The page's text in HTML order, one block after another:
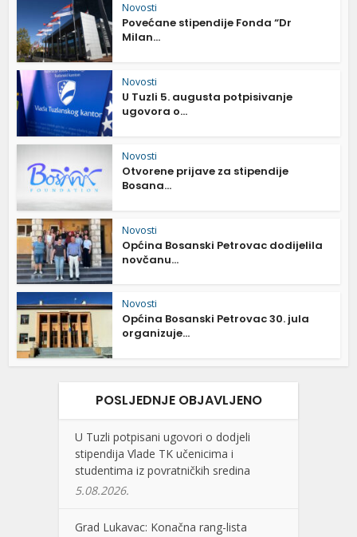
Novosti
Povećane stipendije Fonda “Dr
Milan...
Novosti
U Tuzli 5. augusta potpisivanje
ugovora o...
Novosti
Otvorene prijave za stipendije
Bosana...
Novosti
Općina Bosanski Petrovac dodijelila
novčanu...
Novosti
Općina Bosanski Petrovac 30. jula
organizuje...
POSLJEDNJE OBJAVLJENO
U Tuzli potpisani ugovori o dodjeli
stipendija Vlade TK učenicima i
studentima iz povratničkih sredina
5.08.2026.
Grad Lukavac: Konačna rang-lista